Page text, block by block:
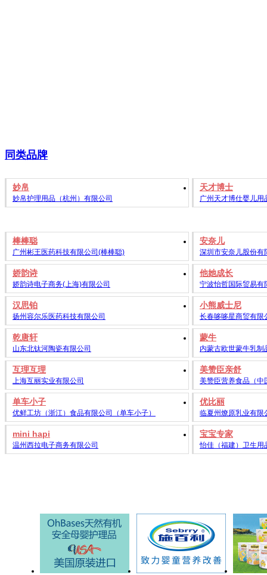
同类品牌
妙帛
妙帛护理用品（杭州）有限公司
天才博士
广州天才博仕婴儿用
棒棒聪
广州彬王医药科技有限公司(棒棒聪)
安奈儿
深圳市安奈儿股份有
娇韵诗
娇韵诗电子商务(上海)有限公司
他她成长
宁波怡哲国际贸易有
汉思铂
扬州容尔乐医药科技有限公司
小熊威士尼
长春哆哆星商贸有限
乾唐轩
山东北钛河陶瓷有限公司
蒙牛
内蒙古欧世蒙牛乳制
互理互理
上海互丽实业有限公司
美赞臣亲舒
美赞臣营养食品（中
单车小子
优鲜工坊（浙江）食品有限公司（单车小子）
优比丽
临夏州燎原乳业有限
mini hapi
温州西拉电子商务有限公司
宝宝专家
怡佳（福建）卫生用